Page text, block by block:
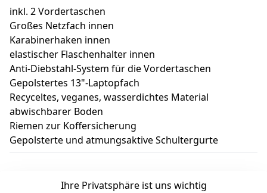
inkl. 2 Vordertaschen
Großes Netzfach innen
Karabinerhaken innen
elastischer Flaschenhalter innen
Anti-Diebstahl-System für die Vordertaschen
Gepolstertes 13"-Laptopfach
Recyceltes, veganes, wasserdichtes Material
abwischbarer Boden
Riemen zur Koffersicherung
Gepolsterte und atmungsaktive Schultergurte
Ihre Privatsphäre ist uns wichtig